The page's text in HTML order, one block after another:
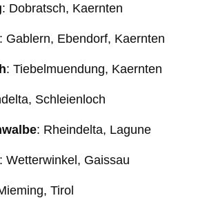
: Dobratsch, Kaernten
: Gablern, Ebendorf, Kaernten
: Tiebelmuendung, Kaernten
Schleienloch
: Rheindelta, Lagune
: Wetterwinkel, Gaissau
Tirol